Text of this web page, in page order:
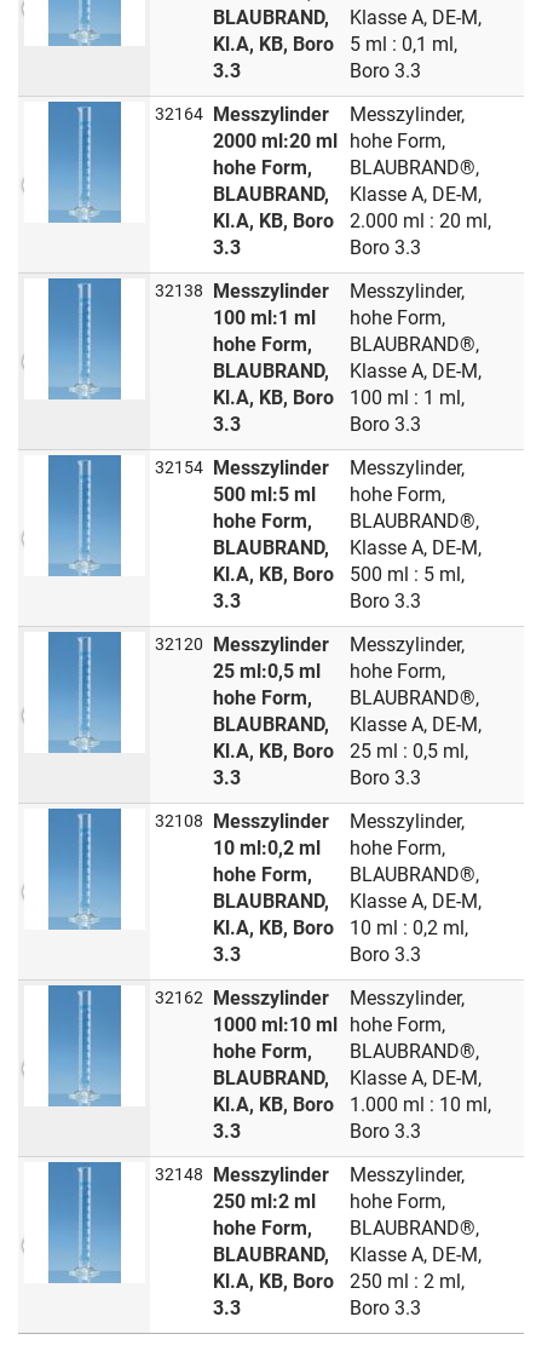
BLAUBRAND,
Kl.A, KB, Boro
3.3
Klasse A, DE-M,
5 ml : 0,1 ml,
Boro 3.3
32164
Messzylinder
2000 ml:20 ml
hohe Form,
BLAUBRAND,
Kl.A, KB, Boro
3.3
Messzylinder,
hohe Form,
BLAUBRAND®,
Klasse A, DE-M,
2.000 ml : 20 ml,
Boro 3.3
32138
Messzylinder
100 ml:1 ml
hohe Form,
BLAUBRAND,
Kl.A, KB, Boro
3.3
Messzylinder,
hohe Form,
BLAUBRAND®,
Klasse A, DE-M,
100 ml : 1 ml,
Boro 3.3
32154
Messzylinder
500 ml:5 ml
hohe Form,
BLAUBRAND,
Kl.A, KB, Boro
3.3
Messzylinder,
hohe Form,
BLAUBRAND®,
Klasse A, DE-M,
500 ml : 5 ml,
Boro 3.3
32120
Messzylinder
25 ml:0,5 ml
hohe Form,
BLAUBRAND,
Kl.A, KB, Boro
3.3
Messzylinder,
hohe Form,
BLAUBRAND®,
Klasse A, DE-M,
25 ml : 0,5 ml,
Boro 3.3
32108
Messzylinder
10 ml:0,2 ml
hohe Form,
BLAUBRAND,
Kl.A, KB, Boro
3.3
Messzylinder,
hohe Form,
BLAUBRAND®,
Klasse A, DE-M,
10 ml : 0,2 ml,
Boro 3.3
32162
Messzylinder
1000 ml:10 ml
hohe Form,
BLAUBRAND,
Kl.A, KB, Boro
3.3
Messzylinder,
hohe Form,
BLAUBRAND®,
Klasse A, DE-M,
1.000 ml : 10 ml,
Boro 3.3
32148
Messzylinder
250 ml:2 ml
hohe Form,
BLAUBRAND,
Kl.A, KB, Boro
3.3
Messzylinder,
hohe Form,
BLAUBRAND®,
Klasse A, DE-M,
250 ml : 2 ml,
Boro 3.3